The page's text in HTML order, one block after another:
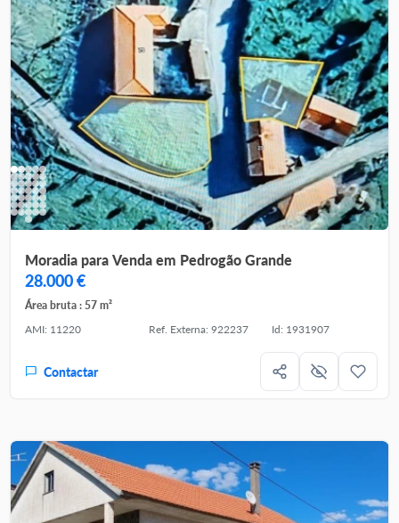
Moradia para Venda em Pedrogão Grande
28.000 €
Área bruta : 57 m²
AMI: 11220
Ref. Externa: 922237 Id: 1931907
Contactar